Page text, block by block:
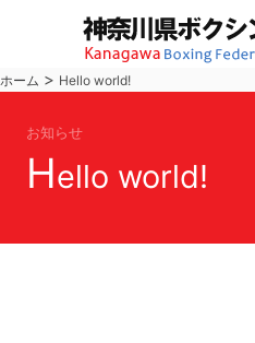
ホーム > Hello world!
お知らせ
Hello world!